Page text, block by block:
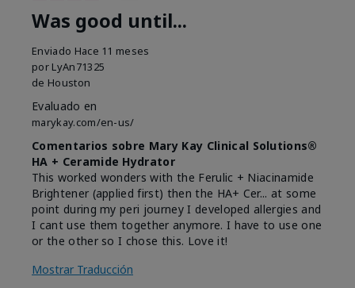
Was good until...
Enviado Hace 11 meses
por LyAn71325
de Houston
Evaluado en
marykay.com/en-us/
Comentarios sobre Mary Kay Clinical Solutions®
HA + Ceramide Hydrator
This worked wonders with the Ferulic + Niacinamide
Brightener (applied first) then the HA+ Cer... at some
point during my peri journey I developed allergies and
I cant use them together anymore. I have to use one
or the other so I chose this. Love it!
Mostrar Traducción